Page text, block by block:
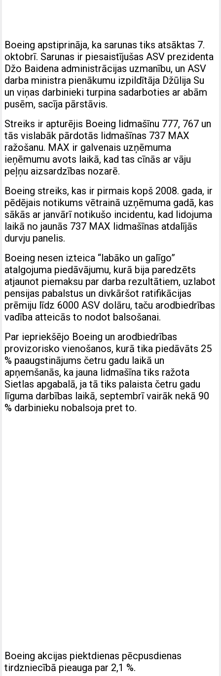
Boeing apstiprināja, ka sarunas tiks atsāktas 7.
oktobrī. Sarunas ir piesaistījušas ASV prezidenta
Džo Baidena administrācijas uzmanību, un ASV
darba ministra pienākumu izpildītāja Džūlija Su
un viņas darbinieki turpina sadarboties ar abām
pusēm, sacīja pārstāvis.
Streiks ir apturējis Boeing lidmašīnu 777, 767 un
tās vislabāk pārdotās lidmašīnas 737 MAX
ražošanu. MAX ir galvenais uzņēmuma
ieņēmumu avots laikā, kad tas cīnās ar vāju
peļņu aizsardzības nozarē.
Boeing streiks, kas ir pirmais kopš 2008. gada, ir
pēdējais notikums vētrainā uzņēmuma gadā, kas
sākās ar janvārī notikušo incidentu, kad lidojuma
laikā no jaunās 737 MAX lidmašīnas atdalījās
durvju panelis.
Boeing nesen izteica “labāko un galīgo”
atalgojuma piedāvājumu, kurā bija paredzēts
atjaunot piemaksu par darba rezultātiem, uzlabot
pensijas pabalstus un divkāršot ratifikācijas
prēmiju līdz 6000 ASV dolāru, taču arodbiedrības
vadība atteicās to nodot balsošanai.
Par iepriekšējo Boeing un arodbiedrības
provizorisko vienošanos, kurā tika piedāvāts 25
% paaugstinājums četru gadu laikā un
apņemšanās, ka jauna lidmašīna tiks ražota
Sietlas apgabalā, ja tā tiks palaista četru gadu
līguma darbības laikā, septembrī vairāk nekā 90
% darbinieku nobalsoja pret to.
Boeing akcijas piektdienas pēcpusdienas
tirdzniecībā pieauga par 2,1 %.